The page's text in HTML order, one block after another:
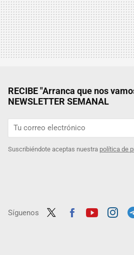
RECIBE "Arranca que nos
NEWSLETTER SEMANAL
Suscribiéndote aceptas nuestra política de
Síguenos